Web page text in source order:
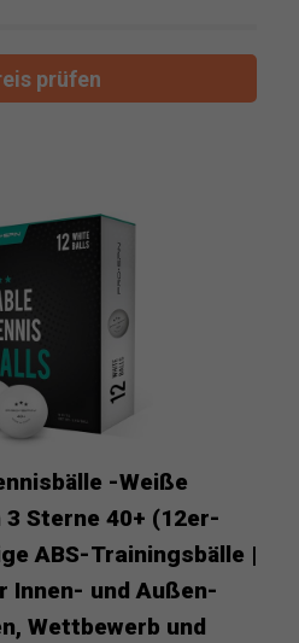
prüfen
-Weiße
Sterne 40+ (12er-
ABS-Trainingsbälle |
Innen- und Außen-
Wettbewerb und